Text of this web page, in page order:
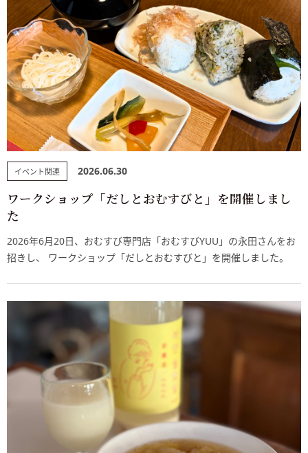
イベント関連 2026.06.30
ワークショップ「だしとおむすびと」を開催しまし
た
2026年6月20日、おむすび専門店「おむすびYUU」の永田さんをお
招きし、 ワークショップ「だしとおむすびと」を開催しました。